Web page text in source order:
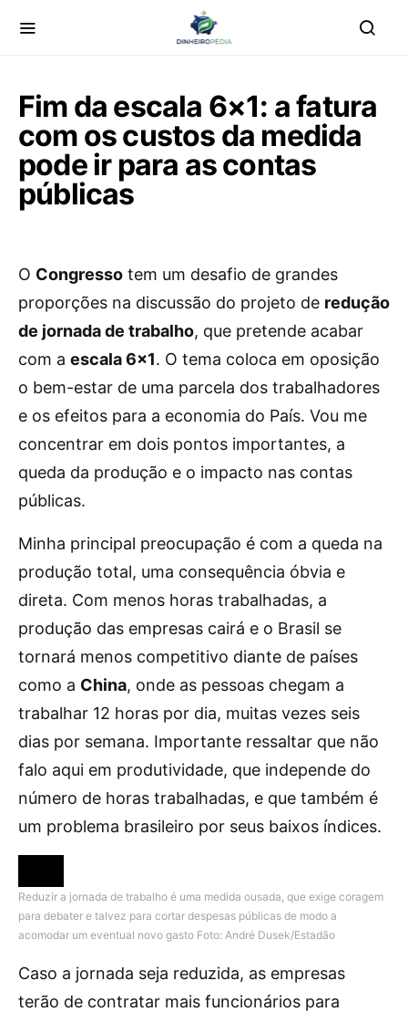
Fim da escala 6×1: a fatura
com os custos da medida
pode ir para as contas
públicas
O Congresso tem um desafio de grandes
proporções na discussão do projeto de redução
de jornada de trabalho, que pretende acabar
com a escala 6×1. O tema coloca em oposição
o bem-estar de uma parcela dos trabalhadores
e os efeitos para a economia do País. Vou me
concentrar em dois pontos importantes, a
queda da produção e o impacto nas contas
públicas.
Minha principal preocupação é com a queda na
produção total, uma consequência óbvia e
direta. Com menos horas trabalhadas, a
produção das empresas cairá e o Brasil se
tornará menos competitivo diante de países
como a China, onde as pessoas chegam a
trabalhar 12 horas por dia, muitas vezes seis
dias por semana. Importante ressaltar que não
falo aqui em produtividade, que independe do
número de horas trabalhadas, e que também é
um problema brasileiro por seus baixos índices.
Reduzir a jornada de trabalho é uma medida ousada, que exige coragem
para debater e talvez para cortar despesas públicas de modo a
acomodar um eventual novo gasto Foto: André Dusek/Estadão
Caso a jornada seja reduzida, as empresas
terão de contratar mais funcionários para